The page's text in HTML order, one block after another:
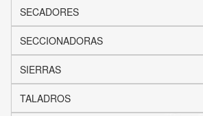
SECADORES
SECCIONADORAS
SIERRAS
TALADROS